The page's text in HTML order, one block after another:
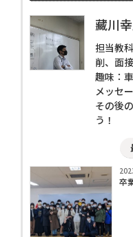
藏川
担当教
削、面
趣味：
メッセ
その後
う！
卒